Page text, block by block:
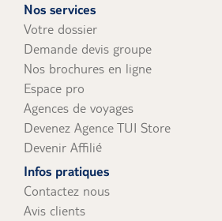
Nos services
Votre dossier
Demande devis groupe
Nos brochures en ligne
Espace pro
Agences de voyages
Devenez Agence TUI Store
Devenir Affilié
Infos pratiques
Contactez nous
Avis clients